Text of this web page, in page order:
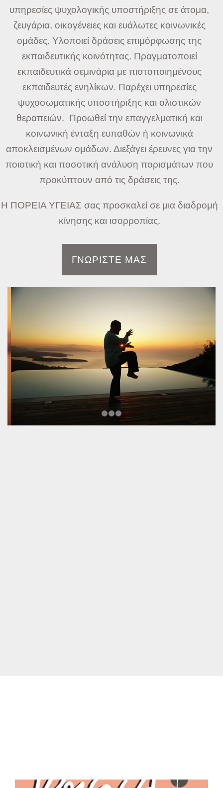
υπηρεσίες ψυχολογικής υποστήριξης σε άτομα,
ζευγάρια, οικογένειες και ευάλωτες κοινωνικές
ομάδες. Υλοποιεί δράσεις επιμόρφωσης της
εκπαιδευτικής κοινότητας. Πραγματοποιεί
εκπαιδευτικά σεμινάρια με πιστοποιημένους
εκπαιδευτές ενηλίκων. Παρέχει υπηρεσίες
ψυχοσωματικής υποστήριξης και ολιστικών
θεραπειών. Προωθεί την επαγγελματική και
κοινωνική ένταξη ευπαθών ή κοινωνικά
αποκλεισμένων ομάδων. Διεξάγει έρευνες για την
ποιοτική και ποσοτική ανάλυση πορισμάτων που
προκύπτουν από τις δράσεις της.
Η ΠΟΡΕΙΑ ΥΓΕΙΑΣ σας προσκαλεί σε μια διαδρομή
κίνησης και ισορροπίας.
ΓΝΩΡΙΣΤΕ ΜΑΣ